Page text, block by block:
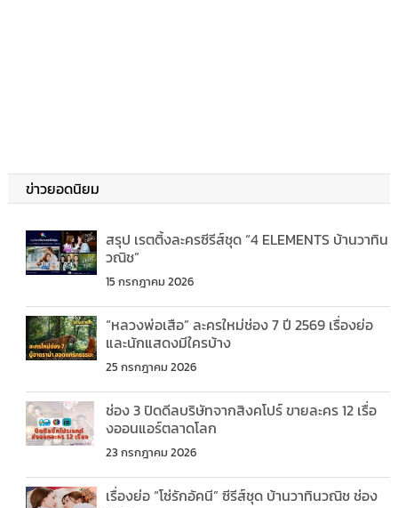
ข่าวยอดนิยม
สรุป เรตติ้งละครซีรีส์ชุด “4 ELEMENTS บ้านวาทิน
วณิช”
15 กรกฎาคม 2026
“หลวงพ่อเสือ” ละครใหม่ช่อง 7 ปี 2569 เรื่องย่อ
และนักแสดงมีใครบ้าง
25 กรกฎาคม 2026
ช่อง 3 ปิดดีลบริษัทจากสิงคโปร์ ขายละคร 12 เรื่อ
งออนแอร์ตลาดโลก
23 กรกฎาคม 2026
เรื่องย่อ “โซ่รักอัคนี” ซีรีส์ชุด บ้านวาทินวณิช ช่อง